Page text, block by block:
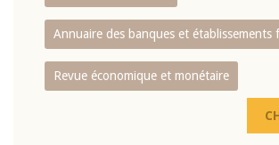
Annuaire des banques et établissements
Revue économique et monétaire